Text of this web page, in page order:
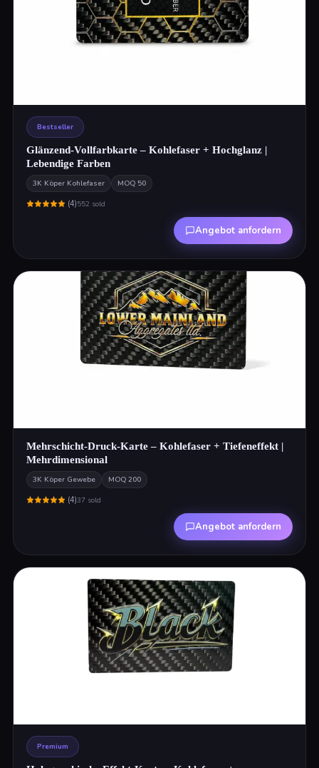
Bestseller
Glänzend-Vollfarbkarte – Kohlefaser + Hochglanz |
Lebendige Farben
3K Köper Kohlefaser MOQ 50
(4)552 sold
Angebot anfordern
Mehrschicht-Druck-Karte – Kohlefaser + Tiefeneffekt |
Mehrdimensional
3K Köper Gewebe MOQ 200
(4)37sold
Angebot anfordern
Premium